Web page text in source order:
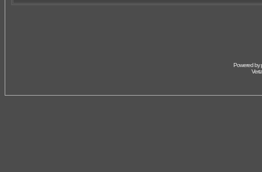
Powered by